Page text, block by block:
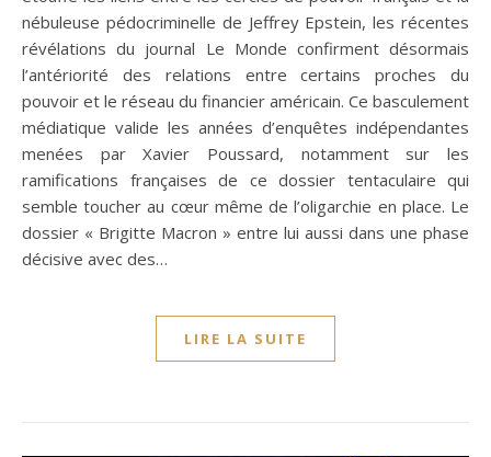
nébuleuse pédocriminelle de Jeffrey Epstein, les récentes
révélations du journal Le Monde confirment désormais
l’antériorité des relations entre certains proches du
pouvoir et le réseau du financier américain. Ce basculement
médiatique valide les années d’enquêtes indépendantes
menées par Xavier Poussard, notamment sur les
ramifications françaises de ce dossier tentaculaire qui
semble toucher au cœur même de l’oligarchie en place. Le
dossier « Brigitte Macron » entre lui aussi dans une phase
décisive avec des…
LIRE LA SUITE